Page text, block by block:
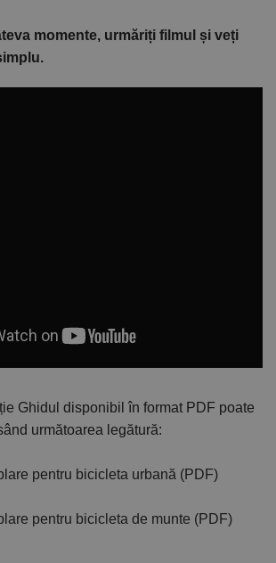
momente, urmăriți filmul și veți
Ghidul disponibil în format PDF poate
următoarea legătură:
pentru bicicleta urbană (PDF)
pentru bicicleta de munte (PDF)